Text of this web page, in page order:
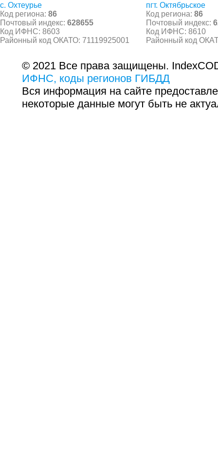
с. Охтеурье
Код региона: 86
Почтовый индекс: 628655
Код ИФНС: 8603
Районный код ОКАТО: 71119925001
пгт. Октябрьское
Код региона: 86
Почтовый индекс:
Код ИФНС: 8610
Районный код
© 2021 Все права защищены.
ИФНС, коды регионов ГИБДД
Вся информация на сайте
некоторые данные могут быть не